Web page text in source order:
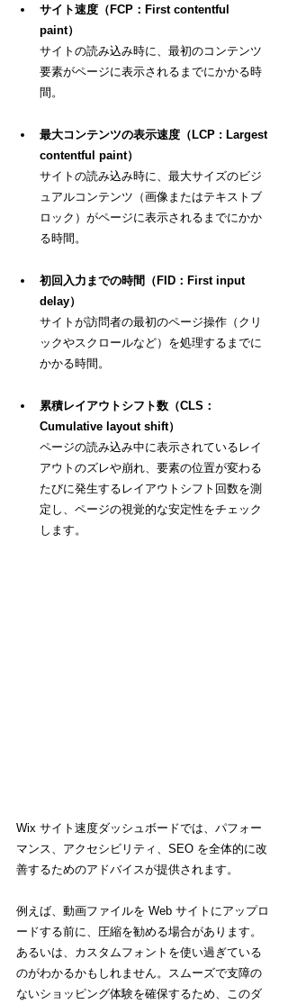
サイト速度 （FCP：First contentful
paint）
サイトの読み込み時に、最初のコンテンツ
要素がページに表示されるまでにかかる時
間。
最大コンテンツの表示速度（LCP : Largest
contentful paint）
サイトの読み込み時に 、最大サイズのビジ
ュアルコンテンツ（画像またはテキストブ
ロック）がページに表示されるまでにかか
る時間。
初回入力までの時間（FID：First input
delay）
サイトが訪問者の最初のページ操作（クリ
ックやスクロールなど）を処理するまでに
かかる時間。
累積レイアウトシフト数（CLS：
Cumulative layout shift）
ページの読み込み中に表示されているレイ
アウトのズレや崩れ、要素の位置が変わる
たびに発生するレイアウトシフト回数を測
定し、 ページの視覚的な安定性をチェック
します 。
Wix サイト速度ダッシュボードでは、パフォー
マンス、アクセシビリティ、SEO を全体的に改
善するためのアドバイスが提供されます。
例えば、動画ファイルを Web サイトにアップロ
ードする前に、圧縮を勧める場合があります。
あるいは、カスタムフォントを使い過ぎている
のがわかるかもしれません。スムーズで支障の
ないショッピング体験を確保するため、このダ